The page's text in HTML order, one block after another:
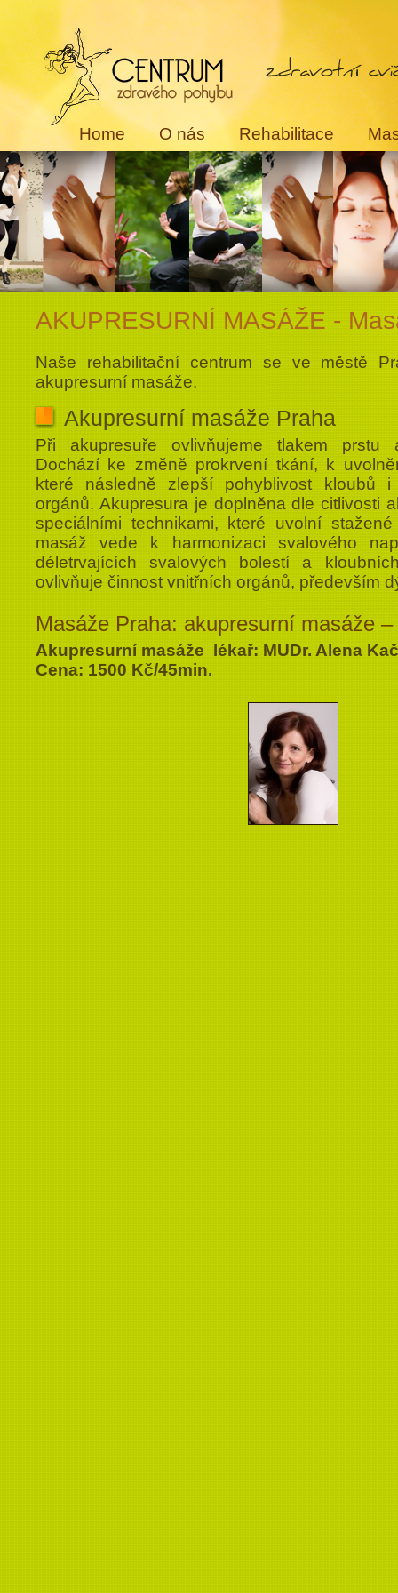
Home O nás Rehabilitace
AKUPRESURNÍ MASÁŽE -
Naše rehabilitační centrum se ve městě
akupresurní masáže.
Akupresurní masáže Praha
Při akupresuře ovlivňujeme tlakem prstu
Dochází ke změně prokrvení tkání, k
které následně zlepší pohyblivost kloubů i
orgánů. Akupresura je doplněna dle citlivosti
speciálními technikami, které uvolní
masáž vede k harmonizaci svalového
déletrvajících svalových bolestí a
ovlivňuje činnost vnitřních orgánů, především
Masáže Praha: akupresurní masáže
Akupresurní masáže lékař: MUDr. Alena
Cena: 1500 Kč/45min.